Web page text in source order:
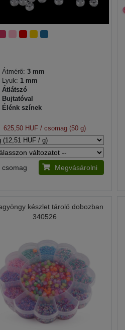
Átmérő: 3 mm
Lyuk: 1 mm
Átlátszó
Bujtatóval
Élénk színek
625,50 HUF / csomag (50 g)
csomag Megvásárolni
készlet tároló dobozban
340526